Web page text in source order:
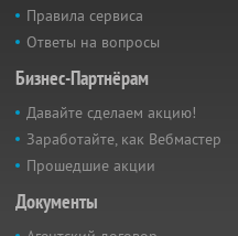
Правила сервиса
Ответы на вопросы
Бизнес-Партнёрам
Давайте сделаем акцию!
Заработайте, как Вебмастер
Прошедшие акции
Документы